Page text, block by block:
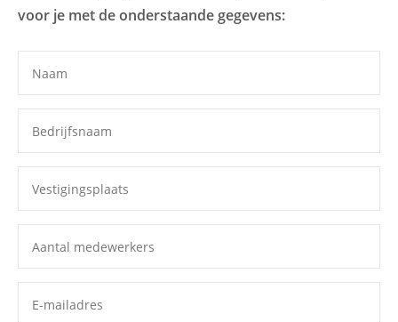
voor je met de onderstaande gegevens: